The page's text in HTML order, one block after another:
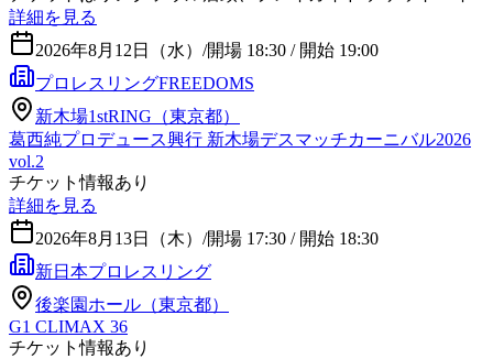
詳細を見る
2026年8月12日（水） /開場 18:30 / 開始 19:00
プロレスリングFREEDOMS
新木場1stRING（東京都）
葛西純プロデュース興行 新木場デスマッチカーニバル2026
vol.2
チケット情報あり
詳細を見る
2026年8月13日（木） /開場 17:30 / 開始 18:30
新日本プロレスリング
後楽園ホール（東京都）
G1 CLIMAX 36
チケット情報あり